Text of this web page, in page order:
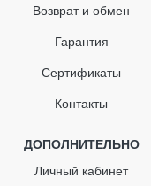
Возврат и обмен
Гарантия
Сертификаты
Контакты
ДОПОЛНИТЕЛЬНО
Личный кабинет